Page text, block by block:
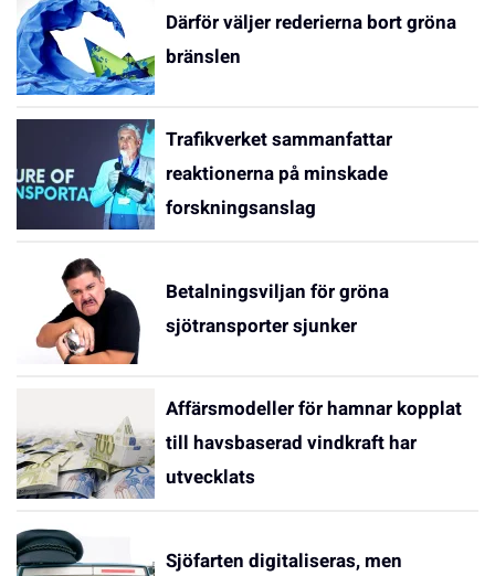
Därför väljer rederierna bort gröna
bränslen
Trafikverket sammanfattar
reaktionerna på minskade
forskningsanslag
Betalningsviljan för gröna
sjötransporter sjunker
Affärsmodeller för hamnar kopplat
till havsbaserad vindkraft har
utvecklats
Sjöfarten digitaliseras, men